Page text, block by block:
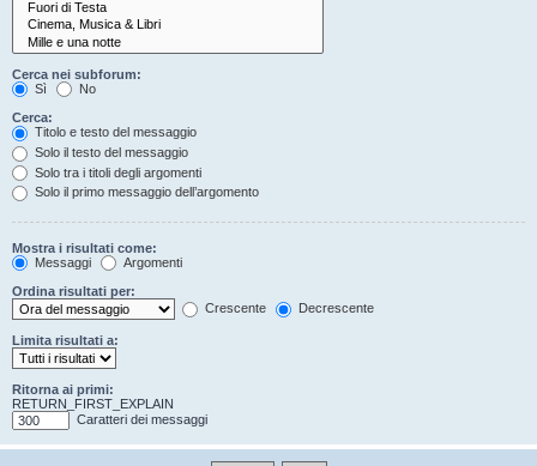
Cerca nei subforum:
Sì
No
Cerca:
Titolo e testo del messaggio
Solo il testo del messaggio
Solo tra i titoli degli argomenti
Solo il primo messaggio dell’argomento
Mostra i risultati come:
Messaggi
Argomenti
Ordina risultati per:
Crescente
Decrescente
Limita risultati a:
Ritorna ai primi:
RETURN_FIRST_EXPLAIN
Caratteri dei messaggi